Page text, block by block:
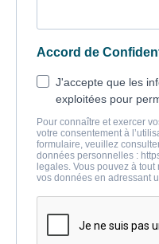
Accord de
J'accepte que les
exploitées pour
Pour connaître et exercer
votre consentement à
formulaire, veuillez
données personnelles :
legales. Vous pouvez à
vos données en adressant